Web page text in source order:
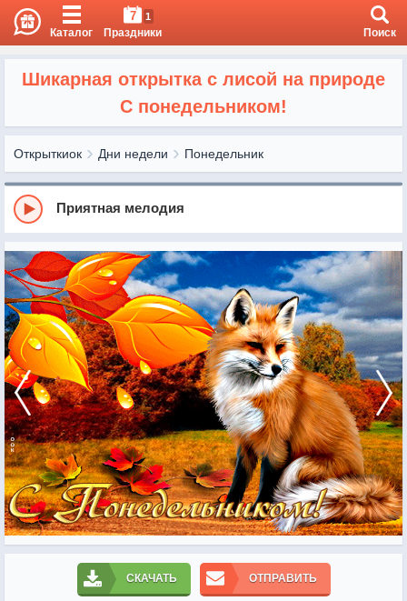
Каталог
7 1
Праздники Поиск
Шикарная открытка с лисой на природе
С понедельником!
Открыткиок Дни недели Понедельник
Приятная мелодия
СКАЧАТЬ ОТПРАВИТЬ